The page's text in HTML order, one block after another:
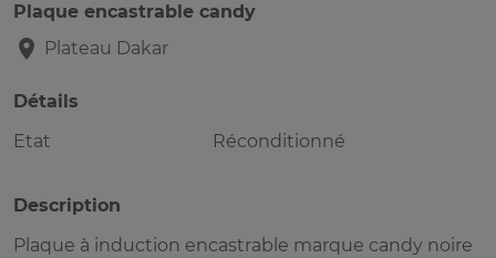
Plaque encastrable candy
Plateau Dakar
Détails
Etat
Réconditionné
Description
Plaque à induction encastrable marque candy noire